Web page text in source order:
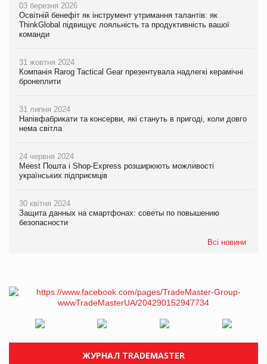
03 березня 2026
Освітній бенефіт як інструмент утримання талантів: як
ThinkGlobal підвищує лояльність та продуктивність вашої
команди
31 жовтня 2024
Компанія Rarog Tactical Gear презентувала надлегкі керамічні
бронеплити
31 липня 2024
Напівфабрикати та консерви, які стануть в пригоді, коли довго
нема світла
24 червня 2024
Meest Пошта і Shop-Express розширюють можливості
українських підприємців
30 квітня 2024
Защита данных на смартфонах: советы по повышению
безопасности
Всі новини
ЖУРНАЛ TRADEMASTER